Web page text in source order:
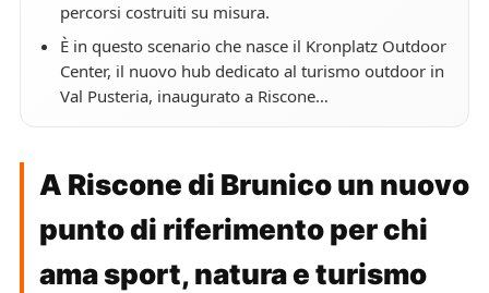
percorsi costruiti su misura.
È in questo scenario che nasce il Kronplatz Outdoor
Center, il nuovo hub dedicato al turismo outdoor in
Val Pusteria, inaugurato a Riscone…
A Riscone di Brunico un nuovo
punto di riferimento per chi
ama sport, natura e turismo